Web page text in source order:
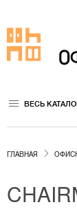
ВЕСЬ
ГЛАВНАЯ